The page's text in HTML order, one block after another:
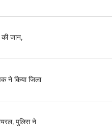
जान,
ने किया जिला
पुलिस ने